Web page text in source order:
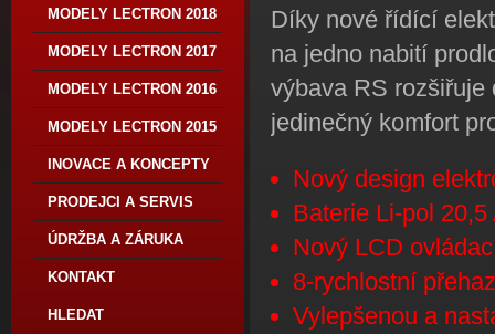
MODELY LECTRON 2018
MODELY LECTRON 2017
MODELY LECTRON 2016
MODELY LECTRON 2015
INOVACE A KONCEPTY
PRODEJCI A SERVIS
ÚDRŽBA A ZÁRUKA
KONTAKT
HLEDAT
Díky nové řídící
na jedno nabití
výbava RS rozšiřuje
jedinečný komfort
Nový design
Baterie Li-pol
Nový LCD
8-rychlostní
Vylepšenou a